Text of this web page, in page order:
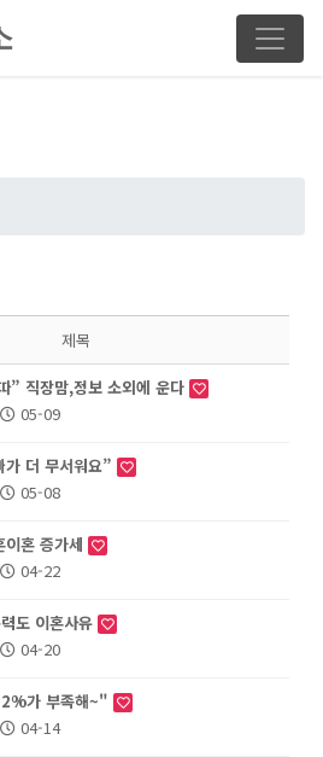
제목
” 직장맘,정보 소외에 운다
05-09
더 무서워요”
05-08
혼 증가세
04-22
도 이혼사유
04-20
가 부족해~"
04-14